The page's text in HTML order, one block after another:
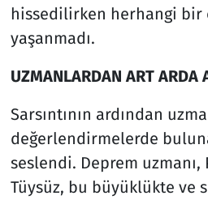
hissedilirken herhangi bir
yaşanmadı.
UZMANLARDAN ART ARDA
Sarsıntının ardından
değerlendirmelerde
seslendi. Deprem uzmanı,
Tüysüz, bu büyüklükte ve